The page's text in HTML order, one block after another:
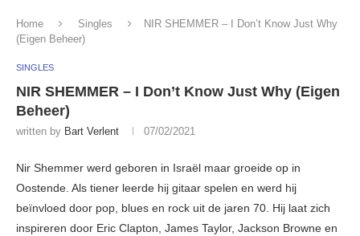
Home Singles
NIR SHEMMER – I Don’t Know Just Why
(Eigen Beheer)
SINGLES
NIR SHEMMER – I Don’t Know Just Why (Eigen
Beheer)
written by Bart Verlent 07/02/2021
Nir Shemmer werd geboren in Israël maar groeide op in
Oostende. Als tiener leerde hij gitaar spelen en werd hij
beïnvloed door pop, blues en rock uit de jaren 70. Hij laat zich
inspireren door Eric Clapton, James Taylor, Jackson Browne en